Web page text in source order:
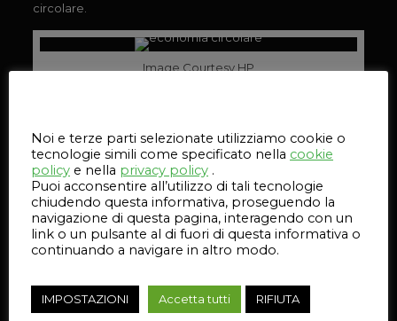
circolare.
Image Courtesy HP
economia sostenibile. Tra i principali risultati ottenuti
attraverso il loro lavoro, menzioniamo:
Avere mantenuto a zero la deforestazione, grazie
alla carta del marchio HP
18.000 tonnellate di plastica riciclata utilizzate nei
prodotti HP nel 2017
stampanti, rispetto al 2016
Noi e terze parti selezionate utilizziamo cookie o
tecnologie simili come specificato nella cookie
policy e nella privacy policy .
Puoi acconsentire all’utilizzo di tali tecnologie
chiudendo questa informativa, proseguendo la
navigazione di questa pagina, interagendo con un
link o un pulsante al di fuori di questa informativa o
continuando a navigare in altro modo.
IMPOSTAZIONI Accetta tutti RIFIUTA